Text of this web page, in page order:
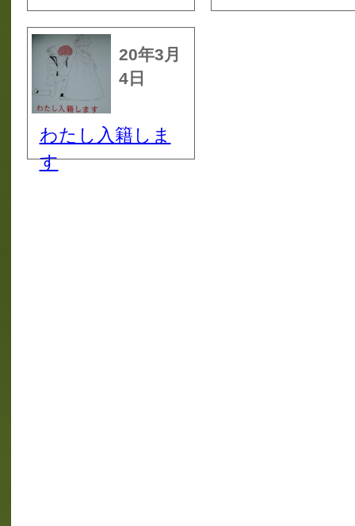
20年3月
4日
わたし入籍しま
す